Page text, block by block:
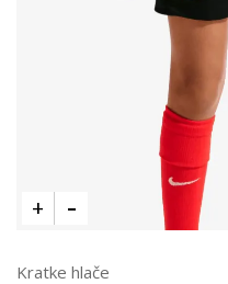
Kratke hlače